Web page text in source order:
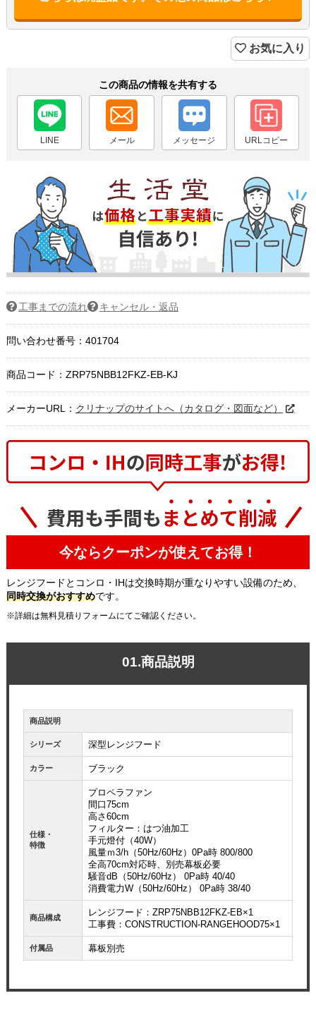
お気に入り
この商品の情報を共有する
LINE メール メッセージ URLコピー
工事までの流れ キャンセル・返品
問い合わせ番号：401704
商品コード： ZRP75NBB12FKZ-EB-KJ
メーカーURL： クリナップのサイトへ（カタログ・図面など）
今ならクーポンが使えてお得！
レンジフードとコンロ・IHは交換時期が重なりやすい設備のため、
同時交換がおすすめです。
※詳細は無料見積りフォームにてご確認ください。
01.商品説明
商品説明
シリーズ 深型レンジフード
カラー ブラック
仕様・
特徴
プロペラファン
間口75cm
高さ60cm
フィルター：はつ油加工
手元燈付（40W）
風量ｍ3/h（50Hz/60Hz）0Pa時 800/800
全高70cm対応時、別売幕板必要
騒音dB（50Hz/60Hz） 0Pa時 40/40
消費電力W（50Hz/60Hz） 0Pa時 38/40
商品構成
レンジフード：ZRP75NBB12FKZ-EB×1
工事費：CONSTRUCTION-RANGEHOOD75×1
付属品 幕板別売